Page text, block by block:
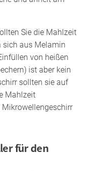
Sie die Mahlzeit
sich aus Melamin
von heißen
ist aber kein
sollten sie auf
Mahlzeit
für den